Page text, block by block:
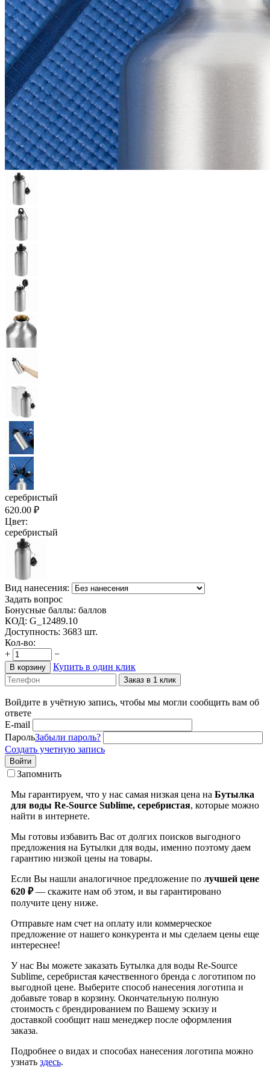
серебристый
620.00 ₽
Цвет:
серебристый
Вид нанесения:
Задать вопрос
Бонусные баллы: баллов
КОД: G_12489.10
Доступность: 3683 шт.
Кол-во:
+
−
В корзину Купить в один клик
Заказ в 1 клик
Войдите в учётную запись, чтобы мы могли сообщить вам об
ответе
E-mail
ПарольЗабыли пароль?
Создать учетную запись
Войти
Запомнить
Мы гарантируем, что у нас самая низкая цена на Бутылка
для воды Re-Source Sublime, серебристая, которые можно
найти в интернете.
Мы готовы избавить Вас от долгих поисков выгодного
предложения на Бутылки для воды, именно поэтому даем
гарантию низкой цены на товары.
Если Вы нашли аналогичное предложение по лучшей цене
620 ₽— скажите нам об этом, и вы гарантировано
получите цену ниже.
Отправьте нам счет на оплату или коммерческое
предложение от нашего конкурента и мы сделаем цены еще
интереснее!
У нас Вы можете заказать Бутылка для воды Re-Source
Sublime, серебристая качественного бренда с логотипом по
выгодной цене. Выберите способ нанесения логотипа и
добавьте товар в корзину. Окончательную полную
стоимость с брендированием по Вашему эскизу и
доставкой сообщит наш менеджер после оформления
заказа.
Подробнее о видах и способах нанесения логотипа можно
узнать здесь.